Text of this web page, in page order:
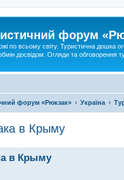
форум
по всьому світу. Туристична дошка
досвідом. Огляди та обговорення
форум «Рюкзак» Україна
в Крыму
в Крыму